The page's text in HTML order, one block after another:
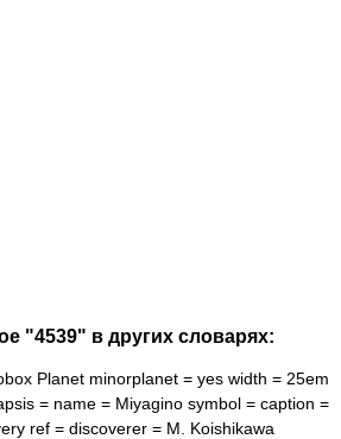
"4539" в других словарях:
Planet minorplanet = yes width = 25em
= name = Miyagino symbol = caption =
ref = discoverer = M. Koishikawa